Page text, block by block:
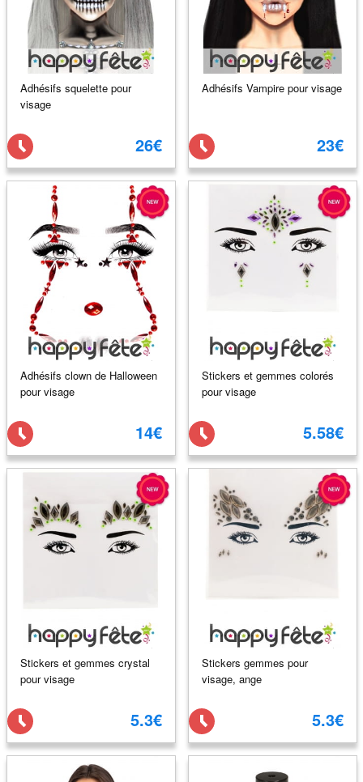
Adhésifs squelette pour
visage
26€
Adhésifs Vampire pour visage
23€
Adhésifs clown de Halloween
pour visage
14€
Stickers et gemmes colorés
pour visage
5.58€
Stickers et gemmes crystal
pour visage
5.3€
Stickers gemmes pour
visage, ange
5.3€